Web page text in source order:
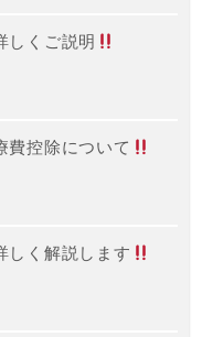
しくご説明
費控除について
しく解説します